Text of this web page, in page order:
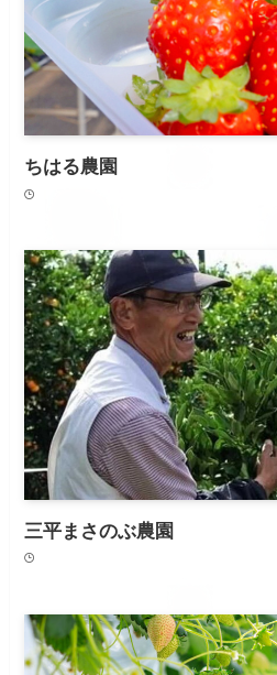
ちはる農園
三平まさのぶ農園